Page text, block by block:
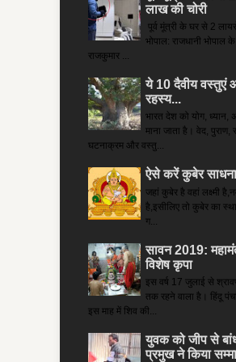
लाख की चोरी
पूर्व मूंत्री के घर से 2
भोपाल: राजधानी भोपाल के
राजकुमार ...
ये 10 दैवीय वस्तुएं
रहस्य...
भारत देश को योग, ध्यान,
माना जाता है। वेद, पुराण,
घटनाक्रम और वस्तु...
ऐसे करें कुबेर साधना
जहां कुबेर है­ वहां लक्ष्मी
है,इसीलिए तो कुबेर का
ग...
सावन 2019:
विशेष कृपा
इस वर्ष 17 जुलाई से
तक रहने वाला है। हिंदू
इस माह में शिव की...
युवक को जीप से
प्रमुख ने किया